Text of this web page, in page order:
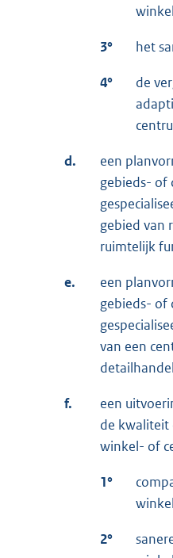
3° het
4°
de
d.
een
gebieds- of
gebied van
ruimtelijk
e.
een
gebieds- of
van een
f.
een
de kwaliteit
winkel- of
1°
2°